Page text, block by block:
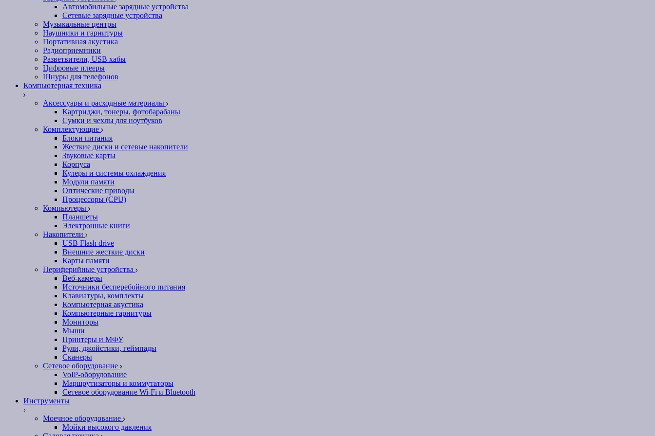
Автомобильные зарядные устройства
Сетевые зарядные устройства
Музыкальные центры
Наушники и гарнитуры
Портативная акустика
Радиоприемники
Разветвители, USB хабы
Цифровые плееры
Шнуры для телефонов
Компьютерная техника
Аксессуары и расходные материалы
Картриджи, тонеры, фотобарабаны
Сумки и чехлы для ноутбуков
Комплектующие
Блоки питания
Жесткие диски и сетевые накопители
Звуковые карты
Корпуса
Кулеры и системы охлаждения
Модули памяти
Оптические приводы
Процессоры (CPU)
Компьютеры
Планшеты
Электронные книги
Накопители
USB Flash drive
Внешние жесткие диски
Карты памяти
Периферийные устройства
Веб-камеры
Источники бесперебойного питания
Клавиатуры, комплекты
Компьютерная акустика
Компьютерные гарнитуры
Мониторы
Мыши
Принтеры и МФУ
Рули, джойстики, геймпады
Сканеры
Сетевое оборудование
VoIP-оборудование
Маршрутизаторы и коммутаторы
Сетевое оборудование Wi-Fi и Bluetooth
Инструменты
Моечное оборудование
Мойки высокого давления